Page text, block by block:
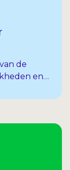
de
en
onze
gezond,